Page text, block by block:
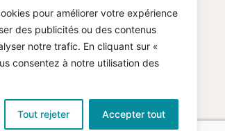
pour améliorer votre expérience
des publicités ou des contenus
notre trafic. En cliquant sur «
consentez à notre utilisation des
Tout rejeter Accepter tout
Gratuite